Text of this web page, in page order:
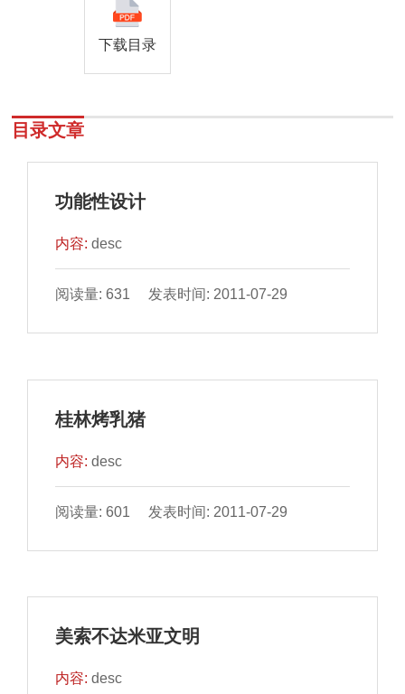
下载目录
目录文章
功能性设计
内容:desc
阅读量: 631 发表时间: 2011-07-29
桂林烤乳猪
内容:desc
阅读量: 601 发表时间: 2011-07-29
美索不达米亚文明
内容:desc